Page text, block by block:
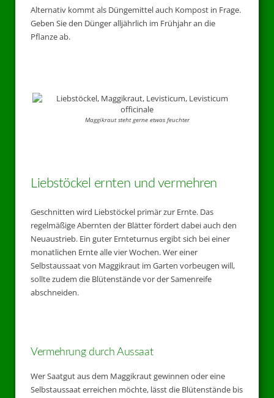
Alternativ kommt als Düngemittel auch Kompost in Frage.
Geben Sie den Dünger alljährlich im Frühjahr an die
Pflanze ab.
Maggikraut steht gerne etwas feuchter
Liebstöckel ernten und vermehren
Geschnitten wird Liebstöckel primär zur Ernte. Das
regelmäßige Abernten der Blätter fördert dabei auch den
Neuaustrieb. Ein guter Ernteturnus ergibt sich bei einer
monatlichen Ernte alle vier Wochen. Wer einer
Selbstaussaat von Maggikraut im Garten vorbeugen will,
sollte zudem die Blütenstände vor der Samenreife
abschneiden.
Vermehrung durch Aussaat
Wer Saatgut aus dem Maggikraut gewinnen oder eine
Selbstaussaat erreichen möchte, lässt die Blütenstände bis